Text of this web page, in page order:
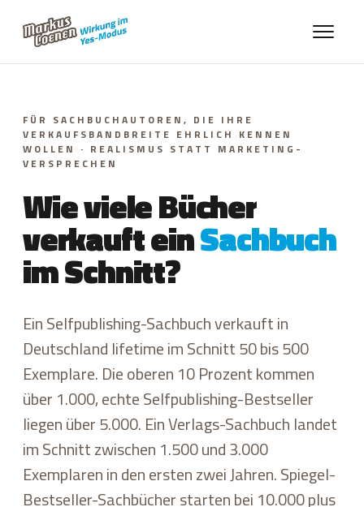
FÜR SACHBUCHAUTOREN, DIE IHRE
VERKAUFSBANDBREITE EHRLICH KENNEN
WOLLEN · REALISMUS STATT MARKETING-
VERSPRECHEN
Wie viele Bücher
verkauft einSachbuch
im Schnitt?
Ein Selfpublishing-Sachbuch verkauft in
Deutschland lifetime im Schnitt 50 bis 500
Exemplare. Die oberen 10 Prozent kommen
über 1.000, echte Selfpublishing-Bestseller
liegen über 5.000. Ein Verlags-Sachbuch landet
im Schnitt zwischen 1.500 und 3.000
Exemplaren in den ersten zwei Jahren. Spiegel-
Bestseller-Sachbücher starten bei 10.000 plus